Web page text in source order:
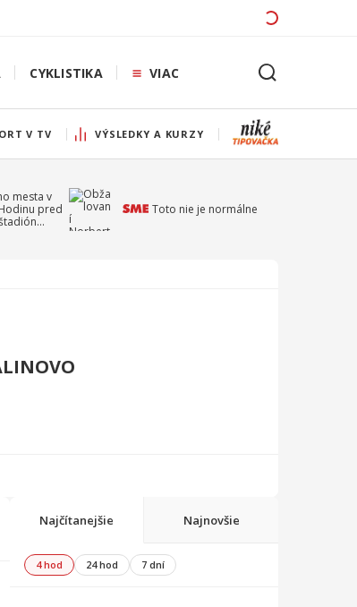
CYKLISTIKA VIAC
V TV VÝSLEDKY A KURZY
mesta v
pred
Toto nie je normálne
Najčítanejšie Najnovšie
4 hod 24 hod 7 dní